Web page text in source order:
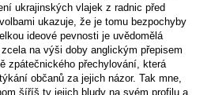
ukrajinských vlajek z radnic před
ukazuje, že je tomu bezpochyby
ideové pevnosti je uvědomělá
na výši doby anglickým přepisem
zpátečnického přechylování, která
občanů za jejich názor. Tak mne,
šíříš ty jejich bludy na svém profilu a